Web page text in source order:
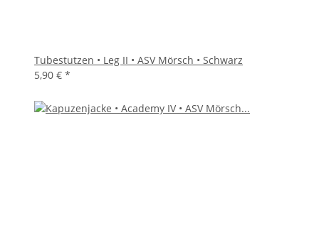
Tubestutzen • Leg II • ASV Mörsch • Schwarz
5,90 € *